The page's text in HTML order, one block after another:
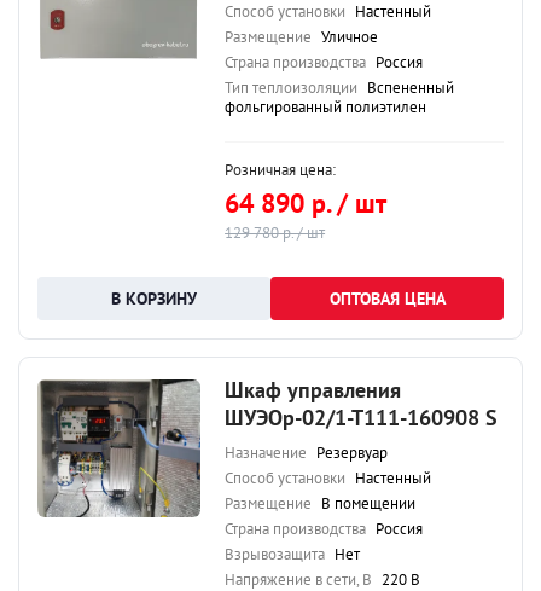
Способ установки Настенный
Размещение Уличное
Страна производства Россия
Тип теплоизоляции Вспененный
фольгированный полиэтилен
Розничная цена:
64 890 р. / шт
129 780 р. / шт
ОПТОВАЯ ЦЕНА
Шкаф управления
ШУЭОр-02/1-Т111-160908 S
Назначение Резервуар
Способ установки Настенный
Размещение В помещении
Страна производства Россия
Взрывозащита Нет
Напряжение в сети, В 220 В